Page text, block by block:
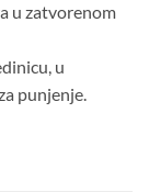
u zatvorenom
u
punjenje.